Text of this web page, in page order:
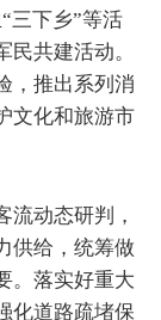
三下乡”等活
共建活动。
，推出系列消
文化和旅游市
动态研判，
供给，统筹做
。落实好重大
化道路疏堵保